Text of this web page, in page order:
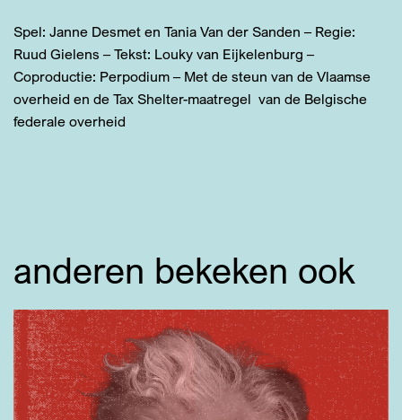
Spel: Janne Desmet en Tania Van der Sanden – Regie:
Ruud Gielens – Tekst: Louky van Eijkelenburg –
Coproductie: Perpodium – Met de steun van de Vlaamse
overheid en de Tax Shelter-maatregel van de Belgische
federale overheid
anderen bekeken ook